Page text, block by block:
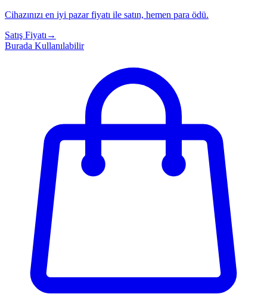
Cihazınızı en iyi pazar fiyatı ile satın, hemen para ödü.
Satış Fiyatı →
Burada Kullanılabilir